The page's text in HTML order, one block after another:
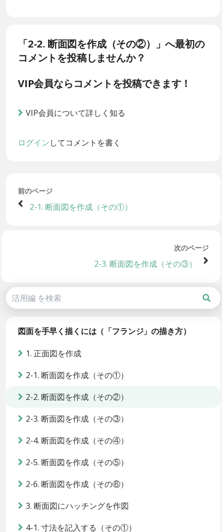
「2-2. 断面図を作成（その②）」へ最初の
コメントを投稿しませんか？
VIP会員ならコメントを投稿できます！
VIP会員について詳しく知る
ログインしてコメントを書く
前のページ
2-1. 断面図を作成（その①）
次のページ
2-3. 断面図を作成（その③）
図面を手早く描くには（「フランジ」の描き方）
1. 正面図を作成
2-1. 断面図を作成（その①）
2-2. 断面図を作成（その②）
2-3. 断面図を作成（その③）
2-4. 断面図を作成（その④）
2-5. 断面図を作成（その⑤）
2-6. 断面図を作成（その⑥）
3. 断面図にハッチングを作図
4-1. 寸法を記入する（その①）